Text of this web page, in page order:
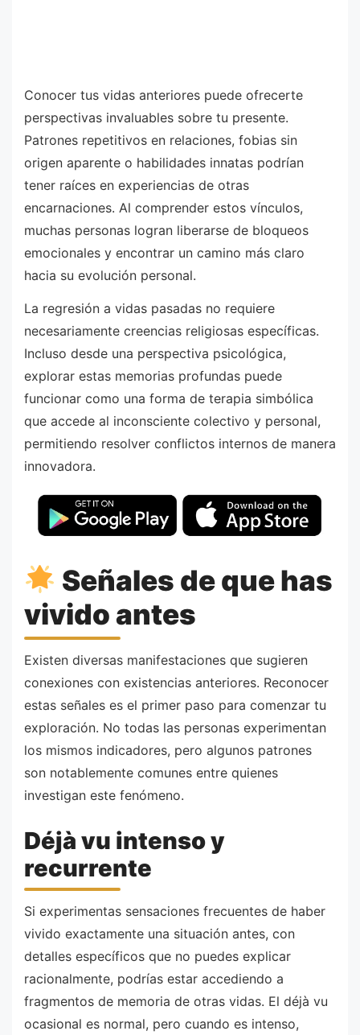
Conocer tus vidas anteriores puede ofrecerte
perspectivas invaluables sobre tu presente.
Patrones repetitivos en relaciones, fobias sin
origen aparente o habilidades innatas podrían
tener raíces en experiencias de otras
encarnaciones. Al comprender estos vínculos,
muchas personas logran liberarse de bloqueos
emocionales y encontrar un camino más claro
hacia su evolución personal.
La regresión a vidas pasadas no requiere
necesariamente creencias religiosas específicas.
Incluso desde una perspectiva psicológica,
explorar estas memorias profundas puede
funcionar como una forma de terapia simbólica
que accede al inconsciente colectivo y personal,
permitiendo resolver conflictos internos de manera
innovadora.
Señales de que has
vivido antes
Existen diversas manifestaciones que sugieren
conexiones con existencias anteriores. Reconocer
estas señales es el primer paso para comenzar tu
exploración. No todas las personas experimentan
los mismos indicadores, pero algunos patrones
son notablemente comunes entre quienes
investigan este fenómeno.
Déjà vu intenso y
recurrente
Si experimentas sensaciones frecuentes de haber
vivido exactamente una situación antes, con
detalles específicos que no puedes explicar
racionalmente, podrías estar accediendo a
fragmentos de memoria de otras vidas. El déjà vu
ocasional es normal, pero cuando es intenso,